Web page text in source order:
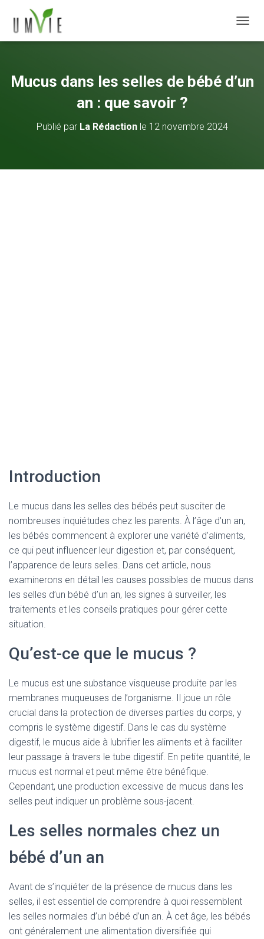
Mucus dans les selles de bébé d’un
an : que savoir ?
Publié par La Rédactionle 12 novembre 2024
Introduction
Le mucus dans les selles des bébés peut susciter de
nombreuses inquiétudes chez les parents. À l’âge d’un an,
les bébés commencent à explorer une variété d’aliments,
ce qui peut influencer leur digestion et, par conséquent,
l’apparence de leurs selles. Dans cet article, nous
examinerons en détail les causes possibles de mucus dans
les selles d’un bébé d’un an, les signes à surveiller, les
traitements et les conseils pratiques pour gérer cette
situation.
Qu’est-ce que le mucus ?
Le mucus est une substance visqueuse produite par les
membranes muqueuses de l’organisme. Il joue un rôle
crucial dans la protection de diverses parties du corps, y
compris le système digestif. Dans le cas du système
digestif, le mucus aide à lubrifier les aliments et à faciliter
leur passage à travers le tube digestif. En petite quantité, le
mucus est normal et peut même être bénéfique.
Cependant, une production excessive de mucus dans les
selles peut indiquer un problème sous-jacent.
Les selles normales chez un
bébé d’un an
Avant de s’inquiéter de la présence de mucus dans les
selles, il est essentiel de comprendre à quoi ressemblent
les selles normales d’un bébé d’un an. À cet âge, les bébés
ont généralement une alimentation diversifiée qui